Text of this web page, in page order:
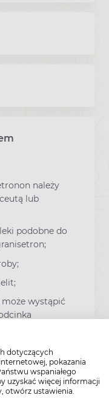
dotyczących
pokazania
wspaniałego
uzyskać więcej informacji
otwórz ustawienia.
należy
lub
podobne do
wystąpić
QT
rytmu
dawki. U
lek rzadko